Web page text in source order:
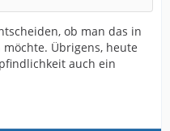
ob man das in
Übrigens, heute
auch ein